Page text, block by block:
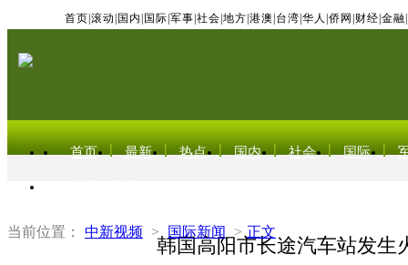
首页 滚动 国内 国际 军事 社会 地方 港澳 台湾 华人 侨网 财经 金融
首页 最新 热点 国内 社会 国际
当前位置： 中新视频 > 国际新闻 > 正文
韩国高阳市长途汽车站发生